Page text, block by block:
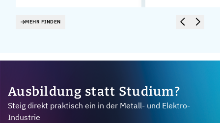
MEHR FINDEN
Ausbildung statt Studium?
Steig direkt praktisch ein in der Metall- und Elektro-
Industrie